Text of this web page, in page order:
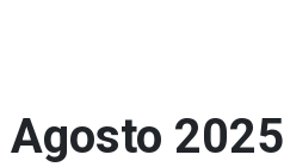
Agosto 2025